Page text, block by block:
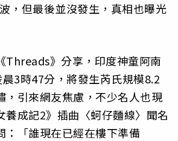
，但最後並沒發生，真相也曝光
Threads》分享，印度神童阿南
3時47分，將發生芮氏規模8.2
，引來網友焦慮，不少名人也現
養成記2》插曲〈蚵仔麵線〉聞名
：「誰現在已經在樓下準備